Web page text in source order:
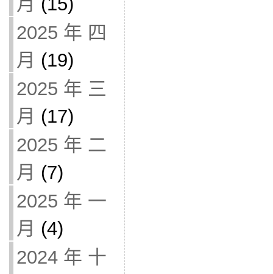
2025 年 四
月 (19)
2025 年 三
月 (17)
2025 年 二
月 (7)
2025 年 一
月 (4)
2024 年 十